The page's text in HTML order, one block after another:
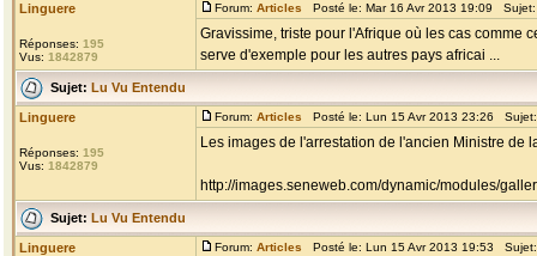
Linguere
Réponses: 195
Vus: 1842879
Forum: Articles Posté le: Mar 16 Avr 2013 19:09
Gravissime, triste pour l'Afrique où les cas comme
serve d'exemple pour les autres pays africai ...
Sujet: Lu Vu Entendu
Linguere
Réponses: 195
Vus: 1842879
Forum: Articles Posté le: Lun 15 Avr 2013 23:26
Les images de l'arrestation de l'ancien Ministre de
http://images.seneweb.com/dynamic/modules/
Sujet: Lu Vu Entendu
Linguere Forum: Articles Posté le: Lun 15 Avr 2013 19:53